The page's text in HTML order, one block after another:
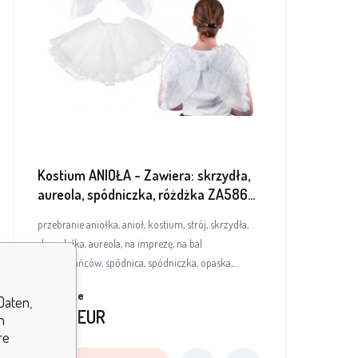
Kostium ANIOŁA - Zawiera: skrzydła,
aureola, spódniczka, różdżka ZA5860
przebranie aniołka, anioł, kostium, strój, skrzydła,
skrzydełka, aureola, na imprezę, na bal
przebierańców, spódnica, spódniczka, opaska,
vier Tage
EUR